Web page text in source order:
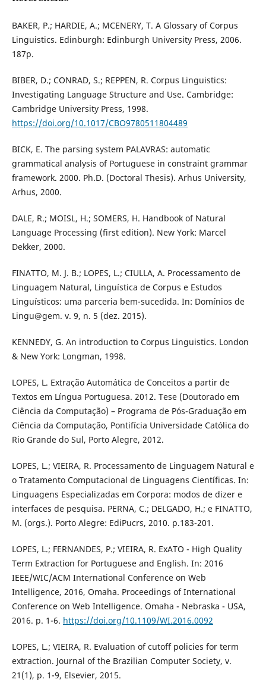
BAKER, P.; HARDIE, A.; MCENERY, T. A Glossary of Corpus
Linguistics. Edinburgh: Edinburgh University Press, 2006.
187p.
BIBER, D.; CONRAD, S.; REPPEN, R. Corpus Linguistics:
Investigating Language Structure and Use. Cambridge:
Cambridge University Press, 1998.
https://doi.org/10.1017/CBO9780511804489
BICK, E. The parsing system PALAVRAS: automatic
grammatical analysis of Portuguese in constraint grammar
framework. 2000. Ph.D. (Doctoral Thesis). Arhus University,
Arhus, 2000.
DALE, R.; MOISL, H.; SOMERS, H. Handbook of Natural
Language Processing (first edition). New York: Marcel
Dekker, 2000.
FINATTO, M. J. B.; LOPES, L.; CIULLA, A. Processamento de
Linguagem Natural, Linguística de Corpus e Estudos
Linguísticos: uma parceria bem-sucedida. In: Domínios de
Lingu@gem. v. 9, n. 5 (dez. 2015).
KENNEDY, G. An introduction to Corpus Linguistics. London
& New York: Longman, 1998.
LOPES, L. Extração Automática de Conceitos a partir de
Textos em Língua Portuguesa. 2012. Tese (Doutorado em
Ciência da Computação) – Programa de Pós-Graduação em
Ciência da Computação, Pontifícia Universidade Católica do
Rio Grande do Sul, Porto Alegre, 2012.
LOPES, L.; VIEIRA, R. Processamento de Linguagem Natural e
o Tratamento Computacional de Linguagens Científicas. In:
Linguagens Especializadas em Corpora: modos de dizer e
interfaces de pesquisa. PERNA, C.; DELGADO, H.; e FINATTO,
M. (orgs.). Porto Alegre: EdiPucrs, 2010. p.183-201.
LOPES, L.; FERNANDES, P.; VIEIRA, R. ExATO - High Quality
Term Extraction for Portuguese and English. In: 2016
IEEE/WIC/ACM International Conference on Web
Intelligence, 2016, Omaha. Proceedings of International
Conference on Web Intelligence. Omaha - Nebraska - USA,
2016. p. 1-6. https://doi.org/10.1109/WI.2016.0092
LOPES, L.; VIEIRA, R. Evaluation of cutoff policies for term
extraction. Journal of the Brazilian Computer Society, v.
21(1), p. 1-9, Elsevier, 2015.